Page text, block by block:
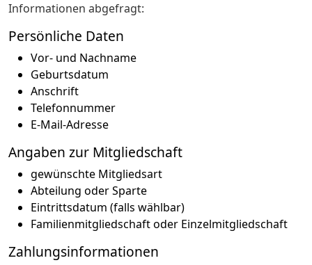
Informationen abgefragt:
Persönliche Daten
Vor- und Nachname
Geburtsdatum
Anschrift
Telefonnummer
E-Mail-Adresse
Angaben zur Mitgliedschaft
gewünschte Mitgliedsart
Abteilung oder Sparte
Eintrittsdatum (falls wählbar)
Familienmitgliedschaft oder Einzelmitgliedschaft
Zahlungsinformationen